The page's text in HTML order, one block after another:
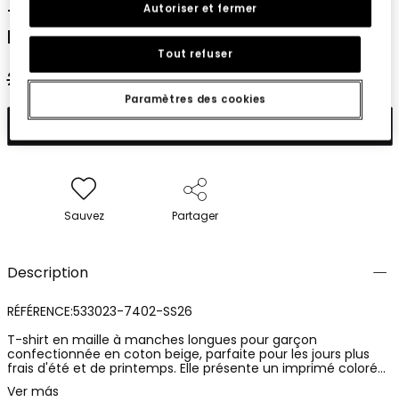
T-shirt garçon coton manches longues
beige
22,95 € 11,45 €
Ajouter
Sauvez Partager
Description
RÉFÉRENCE:533023-7402-SS26
T-shirt en maille à manches longues pour garçon
confectionnée en coton beige, parfaite pour les jours plus
frais d'été et de printemps. Elle présente un imprimé coloré
avec des dessins d'animaux. Confectionnée dans un tissu
doux, elle garantit confort et flexibilité pour un usage
Ver más
Paramètres des cookies
Tout refuser
Autoriser et fermer